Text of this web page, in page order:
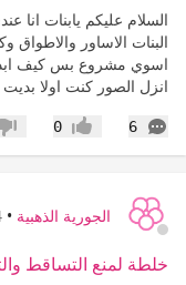
السلام عليكم يابنات انا
البنات الاساور
اسوي مشروع بس كيف
انزل الصور كنت اولا
6
التعليقات إعجاب0
الجورية الذهبية •
خلطة لمنع التساقط